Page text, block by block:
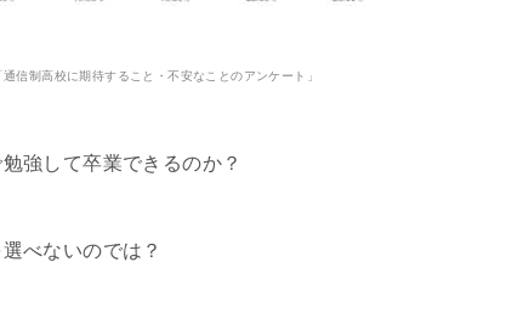
信制高校に期待すること・不安なことのアンケート」
強して卒業できるのか？
べないのでは？